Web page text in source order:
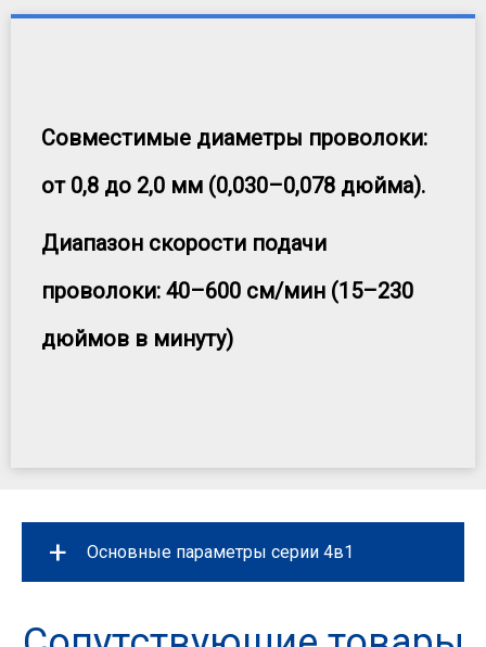
Совместимые диаметры проволоки:
от 0,8 до 2,0 мм (0,030–0,078 дюйма).
Диапазон скорости подачи
проволоки: 40–600 см/мин (15–230
дюймов в минуту)
+ Основные параметры серии 4в1